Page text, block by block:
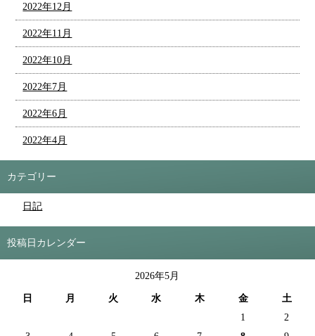
2022年12月
2022年11月
2022年10月
2022年7月
2022年6月
2022年4月
カテゴリー
日記
投稿日カレンダー
2026年5月
日 月 火 水 木 金
土
1
2